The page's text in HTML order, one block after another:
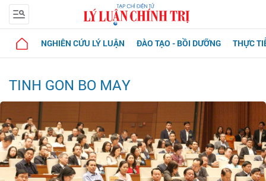
NGHIÊN CỨU LÝ LUẬN ĐÀO TẠO - BỒI DƯỠNG THỰC
TINH GON BO MAY